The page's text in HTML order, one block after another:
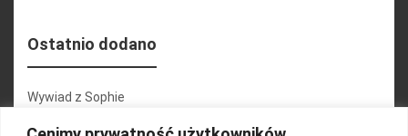
Ostatnio dodano
Wywiad z Sophie
Konferencja 2.1